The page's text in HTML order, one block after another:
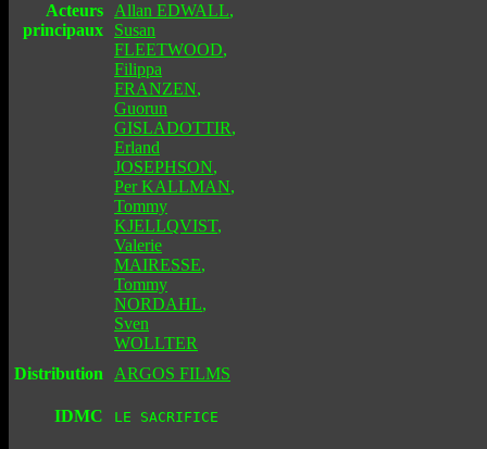
Acteurs
principaux
Allan EDWALL,
Susan
FLEETWOOD,
Filippa
FRANZEN,
Guorun
GISLADOTTIR,
Erland
JOSEPHSON,
Per KALLMAN,
Tommy
KJELLQVIST,
Valerie
MAIRESSE,
Tommy
NORDAHL,
Sven
WOLLTER
Distribution
ARGOS FILMS
IDMC LE SACRIFICE